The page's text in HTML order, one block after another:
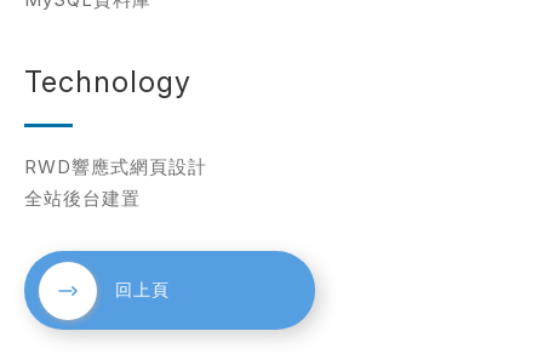
Technology
RWD響應式網頁設計
全站後台建置
回上頁
述您的需求
確認送出